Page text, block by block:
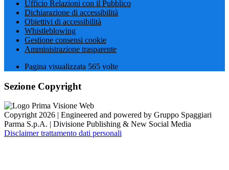
Ufficio Relazioni con il Pubblico
Dichiarazione di accessibilità
Obiettivi di accessibilità
Whistleblowing
Gestione consensi cookie
Amministrazione trasparente
Pagina visualizzata 565 volte
Sezione Copyright
Copyright 2026 | Engineered and powered by Gruppo Spaggiari
Parma S.p.A. | Divisione Publishing & New Social Media
Disclaimer trattamento dati personali